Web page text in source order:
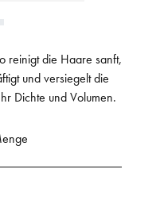
reinigt die Haare sanft,
und versiegelt die
Dichte und Volumen.